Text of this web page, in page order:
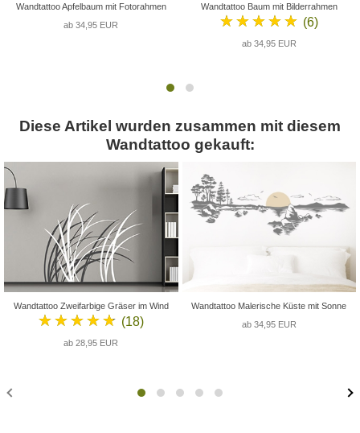
Wandtattoo Apfelbaum mit Fotorahmen
ab 34,95 EUR
Wandtattoo Baum mit Bilderrahmen
★★★★★ (6)
ab 34,95 EUR
Diese Artikel wurden zusammen mit diesem
Wandtattoo gekauft:
Wandtattoo Zweifarbige Gräser im Wind
★★★★★ (18)
ab 28,95 EUR
Wandtattoo Malerische Küste mit Sonne
ab 34,95 EUR